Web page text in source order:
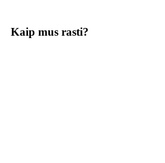
Kaip mus rasti?